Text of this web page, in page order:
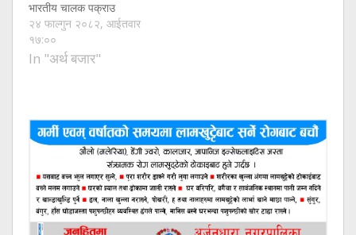
भारतीय चालक पक्राउ
२४ फाल्गुन २०८२, आईतवार
१७:००
In "अर्थ बजार"